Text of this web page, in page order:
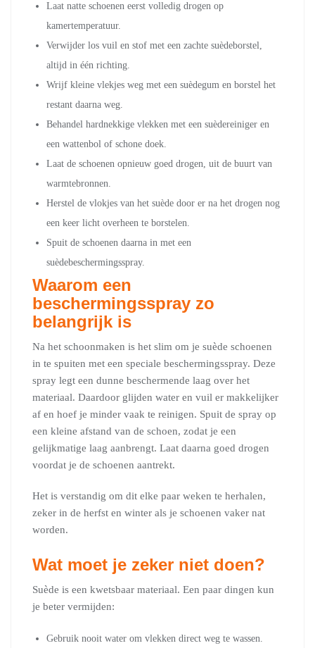
Laat natte schoenen eerst volledig drogen op
kamertemperatuur.
Verwijder los vuil en stof met een zachte suèdeborstel,
altijd in één richting.
Wrijf kleine vlekjes weg met een suèdegum en borstel het
restant daarna weg.
Behandel hardnekkige vlekken met een suèdereiniger en
een wattenbol of schone doek.
Laat de schoenen opnieuw goed drogen, uit de buurt van
warmtebronnen.
Herstel de vlokjes van het suède door er na het drogen nog
een keer licht overheen te borstelen.
Spuit de schoenen daarna in met een
suèdebeschermingsspray.
Waarom een
beschermingsspray zo
belangrijk is
Na het schoonmaken is het slim om je suède schoenen
in te spuiten met een speciale beschermingsspray. Deze
spray legt een dunne beschermende laag over het
materiaal. Daardoor glijden water en vuil er makkelijker
af en hoef je minder vaak te reinigen. Spuit de spray op
een kleine afstand van de schoen, zodat je een
gelijkmatige laag aanbrengt. Laat daarna goed drogen
voordat je de schoenen aantrekt.
Het is verstandig om dit elke paar weken te herhalen,
zeker in de herfst en winter als je schoenen vaker nat
worden.
Wat moet je zeker niet doen?
Suède is een kwetsbaar materiaal. Een paar dingen kun
je beter vermijden:
Gebruik nooit water om vlekken direct weg te wassen.